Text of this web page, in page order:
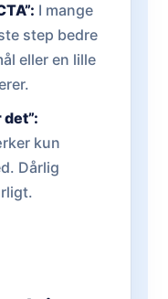
I mange
step bedre
eller en lille
kun
Dårlig